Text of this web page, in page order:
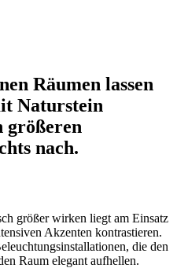
Räumen lassen
Naturstein
größeren
nach.
größer wirken liegt am Einsatz
Akzenten kontrastieren.
die den
Raum elegant aufhellen.